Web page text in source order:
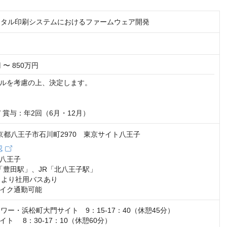
ル印刷システムにおけるファームウェア開発
〜 850万円
を考慮の上、決定します。
与：年2回（6月・12月）
都八王子市石川町2970 東京サイト八王子
王子
田駅」、JR「北八王子駅」
り社用バスあり
ク通勤可能
ー・浜松町大門サイト　9：15-17：40（休憩45分）
ト 　8：30-17：10（休憩60分）